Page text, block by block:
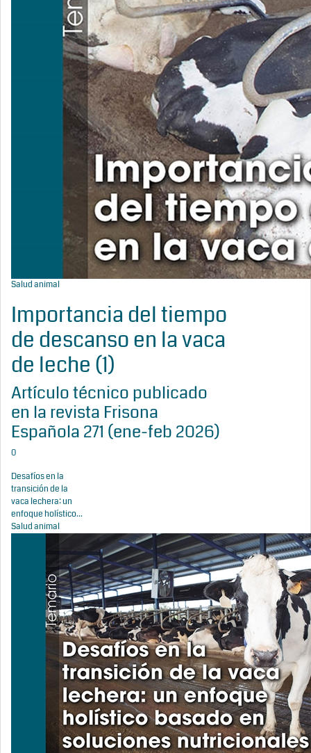
Salud animal
Importancia del tiempo
de descanso en la vaca
de leche (1)
Artículo técnico publicado
en la revista Frisona
Española 271 (ene-feb 2026)
0
Desafíos en la
transición de la
vaca lechera: un
enfoque holístico...
Salud animal